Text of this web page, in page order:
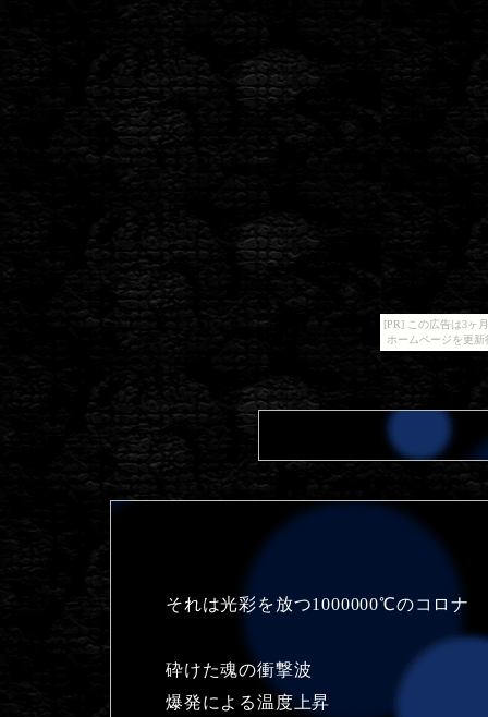
[PR] この広告は3ヶ
ホームページを更
それは光彩を放つ1000000℃のコロナ
砕けた魂の衝撃波
爆発による温度上昇